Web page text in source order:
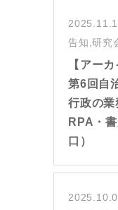
告知,研究
【アー
第6回自
行政の業
RPA・
口）